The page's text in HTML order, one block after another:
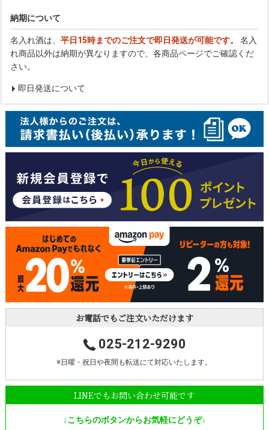
納期について
名入れ酒は、 平日15時までのご注文で即日発送が可能です。
名入
れ商品以外は納期が異なりますので、各商品ページでご確認くだ
さい。
即日発送について
お電話でもご注文いただけます
025-212-9290
※日曜・祝日や夜間も転送にて対応いたします。
LINEでもお問い合わせ可能です
↓こちらのボタンからお気軽にどうぞ↓